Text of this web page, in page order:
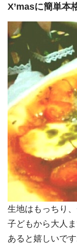
X’masに簡単本
生地はもっちり
子どもから大人
あると嬉しいです